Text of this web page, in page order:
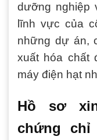
dưỡng nghiệp
lĩnh vực của
những dự án,
xuất hóa chất
máy điện hạt
Hồ sơ
chứng